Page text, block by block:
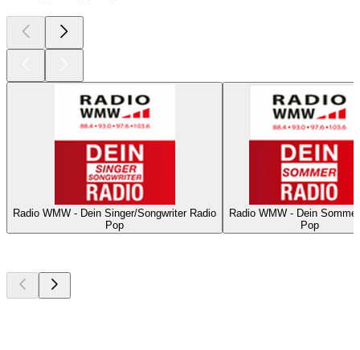
Radio WMW - Dein Singer/Songwriter Radio
Pop
Radio WMW - Dein
Pop